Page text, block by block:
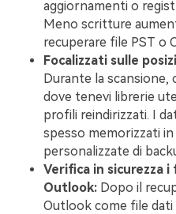
aggiornamenti o
Meno scritture
recuperare file PST o
Focalizzati sulle
Durante la
dove tenevi librerie
profili reindirizzati. I
spesso memorizzati
personalizzate di
Verifica in sicurezza
Outlook: Dopo il
Outlook come file dati